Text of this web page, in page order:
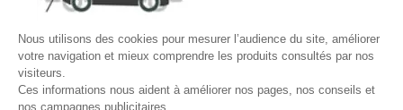
Nous utilisons des cookies pour mesurer l’audience du site, améliorer
votre navigation et mieux comprendre les produits consultés par nos
visiteurs.
Ces informations nous aident à améliorer nos pages, nos conseils et
nos campagnes publicitaires.
Site protégé par reCAPTCHA.
LETTRE D'INFORMATIONS